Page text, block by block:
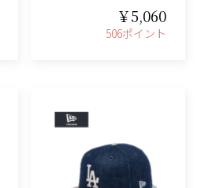
￥5,060
506ポイント